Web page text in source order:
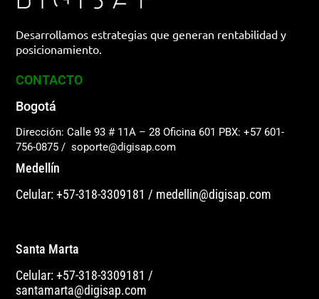
Desarrollamos estrategias que generan rentabilidad y
posicionamiento.
CONTACTO
Bogotá
Dirección: Calle 93 # 11A – 28 Oficina 601 PBX: +57 601-
756-0875 / soporte@digisap.com
Medellín
Celular: +57-318-3309181 / medellin@digisap.com
Santa Marta
Celular: +57-318-3309181 /
santamarta@digisap.com